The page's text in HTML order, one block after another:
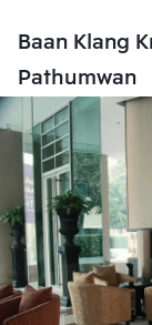
Baan Klang
Pathumwan